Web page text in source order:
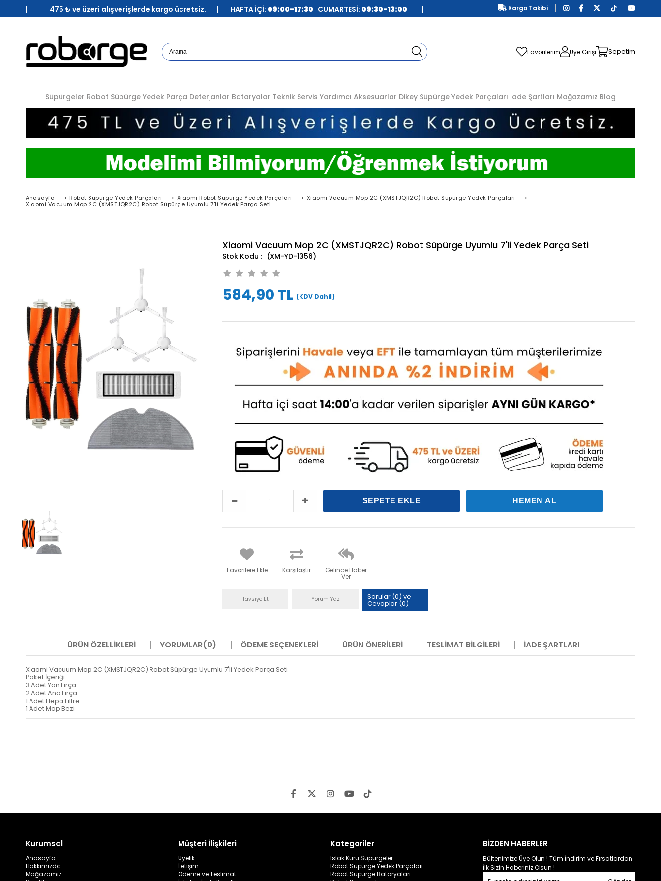
| 475 ₺ ve üzeri alışverişlerde kargo ücretsiz. | HAFTA İÇİ: 09:00-17:30 CUMARTESİ: 09:30-13:00 | Kargo Takibi
Favorilerim Üye Girişi Sepetim
Süpürgeler Robot Süpürge Yedek Parça Deterjanlar Bataryalar Teknik Servis Yardımcı Aksesuarlar Dikey Süpürge Yedek Parçaları İade Şartları Mağazamız Blog
Anasayfa > Robot Süpürge Yedek Parçaları > Xiaomi Robot Süpürge Yedek Parçaları > Xiaomi Vacuum Mop 2C (XMSTJQR2C) Robot Süpürge Yedek Parçaları
>
Xiaomi Vacuum Mop 2C (XMSTJQR2C) Robot Süpürge Uyumlu 7'li Yedek Parça Seti
Xiaomi Vacuum Mop 2C (XMSTJQR2C) Robot Süpürge Uyumlu 7'li Yedek Parça Seti
(XM-YD-1356)
584,90 TL (KDV Dahil)
Favorilere Ekle Karşılaştır Gelince Haber
Ver
Tavsiye Et Yorum Yaz Sorular (0) ve
Cevaplar (0)
ÜRÜN ÖZELLIKLERI YORUMLAR(0) ÖDEME SEÇENEKLERI ÜRÜN ÖNERILERI TESLIMAT BILGILERI İADE ŞARTLARI
Xiaomi Vacuum Mop 2C (XMSTJQR2C) Robot Süpürge Uyumlu 7'li Yedek Parça Seti
Paket İçeriği:
3 Adet Yan Fırça
2 Adet Ana Fırça
1 Adet Hepa Filtre
1 Adet Mop Bezi
Kurumsal
Anasayfa
Hakkımızda
Mağazamız
Müşteri İlişkileri
Üyelik
İletişim
Ödeme ve Teslimat
Kategoriler
Islak Kuru Süpürgeler
Robot Süpürge Yedek Parçaları
Robot Süpürge Bataryaları
BİZDEN HABERLER
Bültenimize Üye Olun ! Tüm İndirim ve Fırsatlardan
İlk Sizin Haberiniz Olsun !